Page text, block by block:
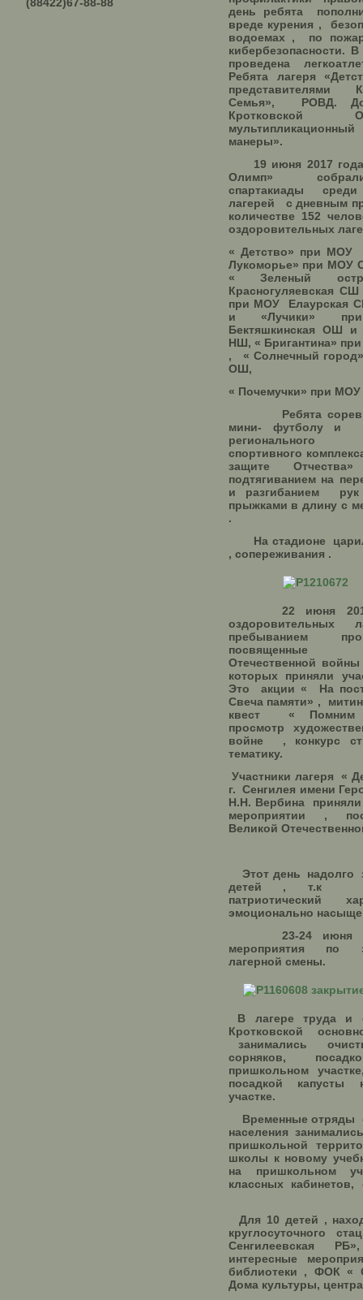
день ребята
вреде курения ,
водоемах , по
кибербезопасности.
проведена
Ребята лагеря
Семья», РОВД.
Кротковской
манеры».
19 июня 2017 года
Олимп»
спартакиады
лагерей с дневным
количестве 152
оздоровительных
« Детство» при
Лукоморье» при МОУ
« Зеленый
Красногуляевская
при МОУ Елаурская
и «Лучики»
Бектяшкинская ОШ
НШ, « Бригантина»
, « Солнечный
ОШ,
« Почемучки» при
Ребята
мини- футболу и
регионального
спортивного
защите
подтягиванием на
и разгибанием
прыжками в длину с
.
На стадионе царил
, сопереживания .
22 июня 2017
оздоровительных
пребыванием
посвященные
Отечественной
которых приняли
Это акции « На
Свеча памяти» ,
квест « Помним
просмотр
войне , конкурс
тематику.
Участники лагеря «
г. Сенгилея имени
Н.Н. Вербина приняли
мероприятии ,
Великой
Этот день надолго
детей , т.к нес
эмоционально
23-24 июня в
мероприятия по
лагерной смены.
В лагере труда
Кротковской
занимались
сорняков,
пришкольном
посадкой
участке.
Временные отряды
населения
пришкольной
школы к новому
на пришкольном
классных кабинетов,
Для 10 детей ,
круглосуточного
Сенгилеевская
интересные
библиотеки , ФОК «
Дома культуры, центра